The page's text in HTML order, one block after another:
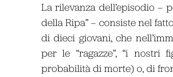
La rilevanza dell’episodio –
della Ripa” – consiste nel
di dieci giovani, che
per le “ragazze”, “i nostri
probabilità di morte) o, di